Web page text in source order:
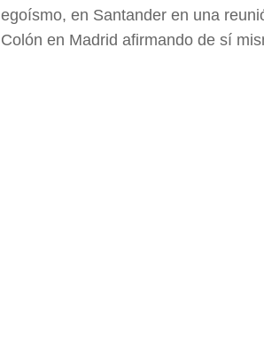
egoísmo, en Santander en una
Colón en Madrid afirmando de sí